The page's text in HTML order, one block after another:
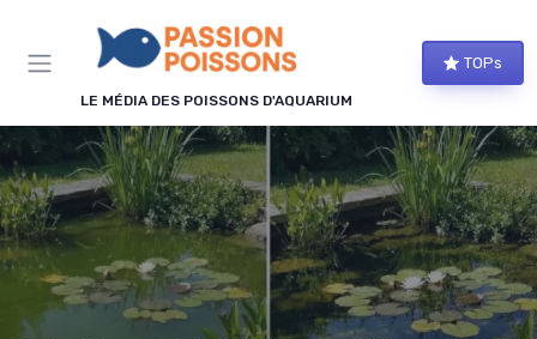
LE MÉDIA DES POISSONS D'AQUARIUM
TOPs